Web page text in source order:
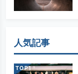
人気記事
TOP